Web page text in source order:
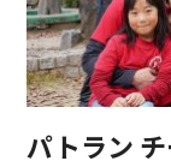
パトラン